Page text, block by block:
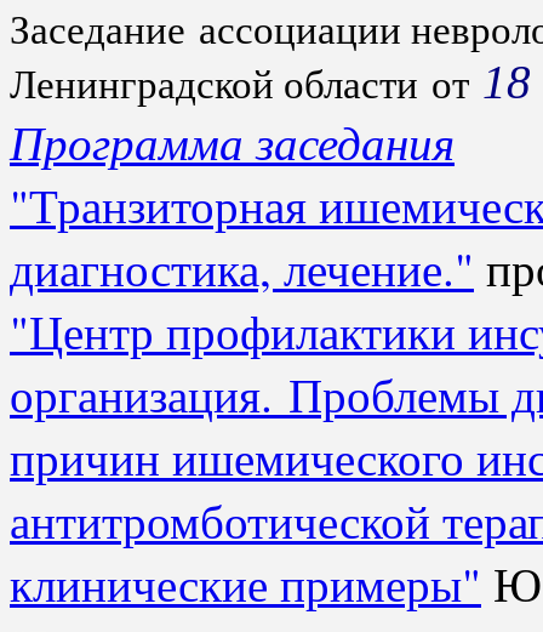
Заседание ассоциации
Ленинградской области от 18
Программа заседания
"Транзиторная
диагностика, лечение."
"Центр профилактики
организация. Проблемы
причин ишемического
антитромботической
клинические примеры"